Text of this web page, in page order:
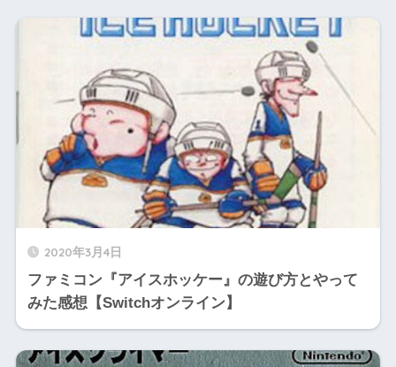
2020年3月4日
ファミコン『アイスホッケー』の遊び方とやって
みた感想【Switchオンライン】